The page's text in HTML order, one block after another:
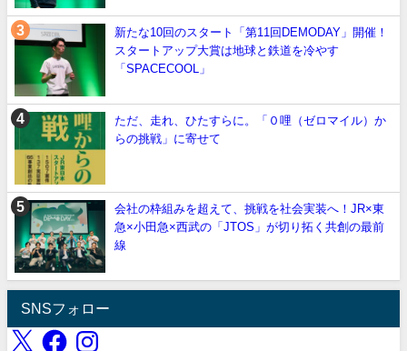
新たな10回のスタート「第11回DEMODAY」開催！
スタートアップ大賞は地球と鉄道を冷やす
「SPACECOOL」
ただ、走れ、ひたすらに。「０哩（ゼロマイル）か
らの挑戦」に寄せて
会社の枠組みを超えて、挑戦を社会実装へ！JR×東
急×小田急×西武の「JTOS」が切り拓く共創の最前
線
SNSフォロー